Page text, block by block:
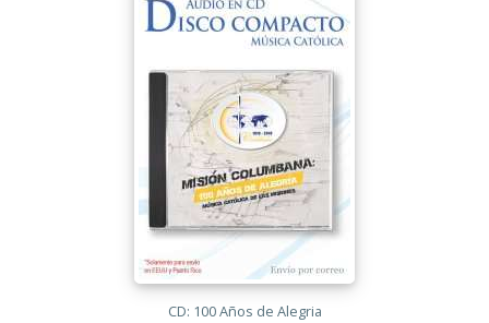
CD: 100 Años de Alegria